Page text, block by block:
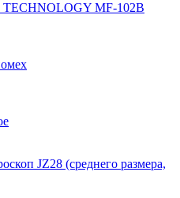
TECHNOLOGY MF-102B
JZ28 (среднего размера,